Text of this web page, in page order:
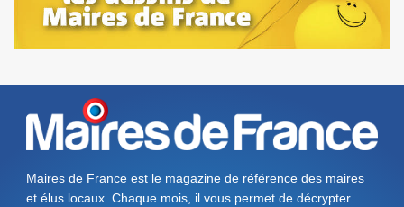
Maires de France est le magazine de référence des maires
et élus locaux. Chaque mois, il vous permet de décrypter